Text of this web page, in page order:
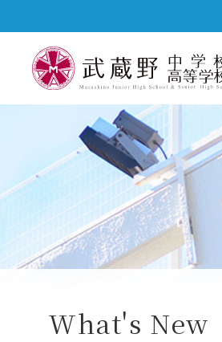
中高一貫プログラム
What's New